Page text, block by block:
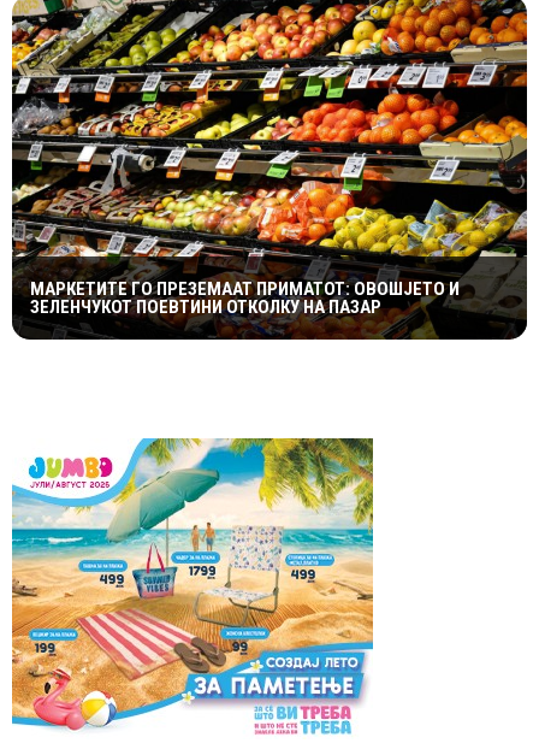
МАРКЕТИТЕ ГО ПРЕЗЕМААТ ПРИМАТОТ: ОВОШЈЕТО И
ЗЕЛЕНЧУКОТ ПОЕВТИНИ ОТКОЛКУ НА ПАЗАР